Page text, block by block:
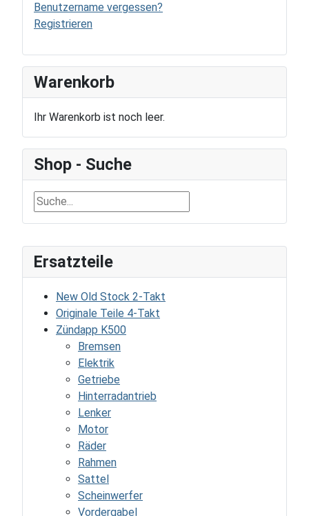
Ersatzteile
New Old Stock 2-Takt
Originale Teile 4-Takt
Zündapp K500
Bremsen
Elektrik
Getriebe
Hinterradantrieb
Lenker
Motor
Räder
Rahmen
Sattel
Scheinwerfer
Vordergabel
Benutzername vergessen?
Registrieren
Warenkorb
Ihr Warenkorb ist noch leer.
Shop - Suche